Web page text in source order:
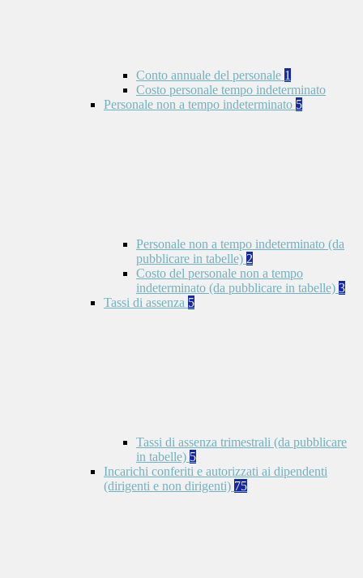
Conto annuale del personale 1
Costo personale tempo indeterminato
Personale non a tempo indeterminato 5
Personale non a tempo indeterminato (da
pubblicare in tabelle) 2
Costo del personale non a tempo
indeterminato (da pubblicare in tabelle) 3
Tassi di assenza 5
Tassi di assenza trimestrali (da pubblicare
in tabelle) 5
Incarichi conferiti e autorizzati ai dipendenti
(dirigenti e non dirigenti) 75